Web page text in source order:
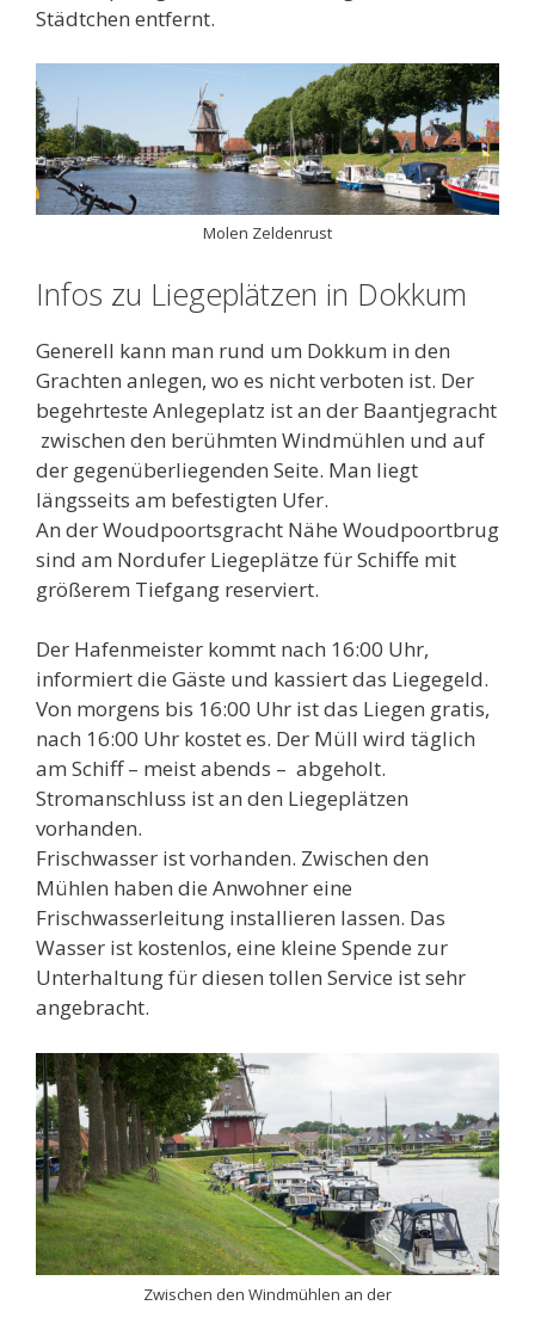
Städtchen entfernt.
Molen Zeldenrust
Infos zu Liegeplätzen in Dokkum
Generell kann man rund um Dokkum in den
Grachten anlegen, wo es nicht verboten ist. Der
begehrteste Anlegeplatz ist an der Baantjegracht
zwischen den berühmten Windmühlen und auf
der gegenüberliegenden Seite. Man liegt
längsseits am befestigten Ufer.
An der Woudpoortsgracht Nähe Woudpoortbrug
sind am Nordufer Liegeplätze für Schiffe mit
größerem Tiefgang reserviert.
Der Hafenmeister kommt nach 16:00 Uhr,
informiert die Gäste und kassiert das Liegegeld.
Von morgens bis 16:00 Uhr ist das Liegen gratis,
nach 16:00 Uhr kostet es. Der Müll wird täglich
am Schiff – meist abends – abgeholt.
Stromanschluss ist an den Liegeplätzen
vorhanden.
Frischwasser ist vorhanden. Zwischen den
Mühlen haben die Anwohner eine
Frischwasserleitung installieren lassen. Das
Wasser ist kostenlos, eine kleine Spende zur
Unterhaltung für diesen tollen Service ist sehr
angebracht.
Zwischen den Windmühlen an der